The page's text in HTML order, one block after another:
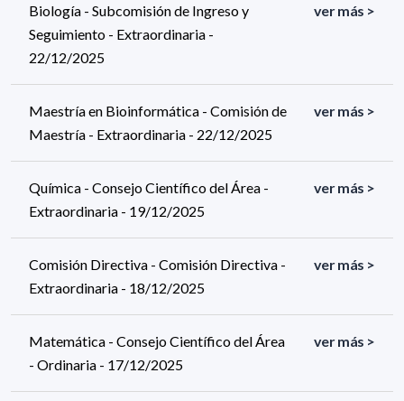
Biología - Subcomisión de Ingreso y
Seguimiento - Extraordinaria -
22/12/2025
ver más >
Maestría en Bioinformática - Comisión de
Maestría - Extraordinaria - 22/12/2025
ver más >
Química - Consejo Científico del Área -
Extraordinaria - 19/12/2025
ver más >
Comisión Directiva - Comisión Directiva -
Extraordinaria - 18/12/2025
ver más >
Matemática - Consejo Científico del Área
- Ordinaria - 17/12/2025
ver más >